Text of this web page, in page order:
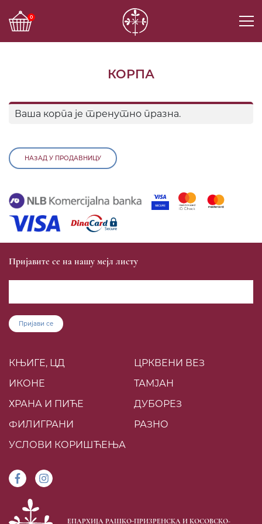
0
КОРПА
Ваша корпа је тренутно празна.
НАЗАД У ПРОДАВНИЦУ
Пријавите се на нашу мејл листу
Пријави се
КЊИГЕ, ЦД
ЦРКВЕНИ ВЕЗ
ИКОНЕ
ТАМЈАН
ХРАНА И ПИЋЕ
ДУБОРЕЗ
ФИЛИГРАНИ
РАЗНО
УСЛОВИ КОРИШЋЕЊА
ЕПАРХИЈА РАШКО-ПРИЗРЕНСКА И КОСОВСКО-